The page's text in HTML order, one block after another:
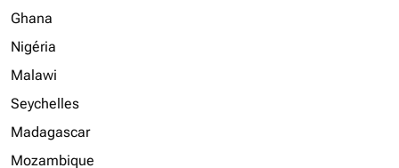
Ghana
Nigéria
Malawi
Seychelles
Madagascar
Mozambique